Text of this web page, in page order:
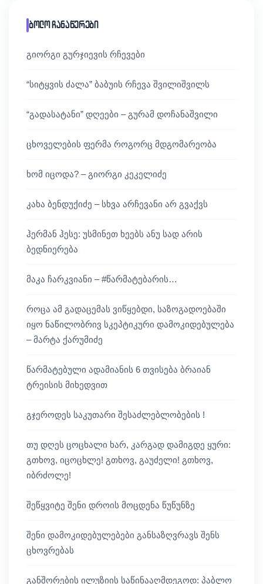
ბოლო ჩანაწერები
გიორგი გურჯიევის რჩევები
“სიტყვის ძალა” ბაბუის რჩევა შვილიშვილს
“გადასატანი” დღეები – გურამ დოჩანაშვილი
ცხოველების ფერმა როგორც მდგომარეობა
ხომ იცოდა? – გიორგი კეკელიძე
კახა ბენდუქიძე – სხვა არჩევანი არ გვაქვს
ჰერმან ჰესე: უსმინეთ ხეებს ანუ სად არის
ბედნიერება
მაკა ჩარკვიანი – #წარმატებარის…
როცა ამ გადაცემას ვიწყებდი, საზოგადოებაში
იყო ნაწილობრივ სკეპტიკური დამოკიდებულება
– მარტა ქარუმიძე
წარმატებული ადამიანის 6 თვისება ბრაიან
ტრეისის მიხედვით
გჯეროდეს საკუთარი შესაძლებლობების !
თუ დღეს ცოცხალი ხარ, კარგად დამიგდე ყური:
გთხოვ, იცოცხლე! გთხოვ, გაუძელი! გთხოვ,
იბრძოლე!
შეწყვიტე შენი დროის მოცდენა წუწუნზე
შენი დამოკიდებულებები განსაზღვრავს შენს
ცხოვრებას
განშორების ილუზიის საწინააღმდეგოდ: პაბლო